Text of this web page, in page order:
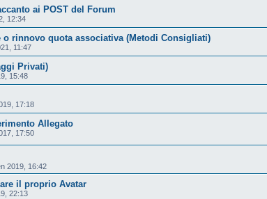
ai POST del Forum
12:34
rinnovo quota associativa (Metodi Consigliati)
11:47
Privati)
15:48
17:18
Allegato
17:50
2019, 16:42
il proprio Avatar
22:13